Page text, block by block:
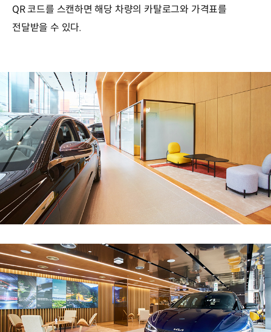
QR 코드를 스캔하면 해당 차량의 카탈로그와 가격표를
전달받을 수 있다.